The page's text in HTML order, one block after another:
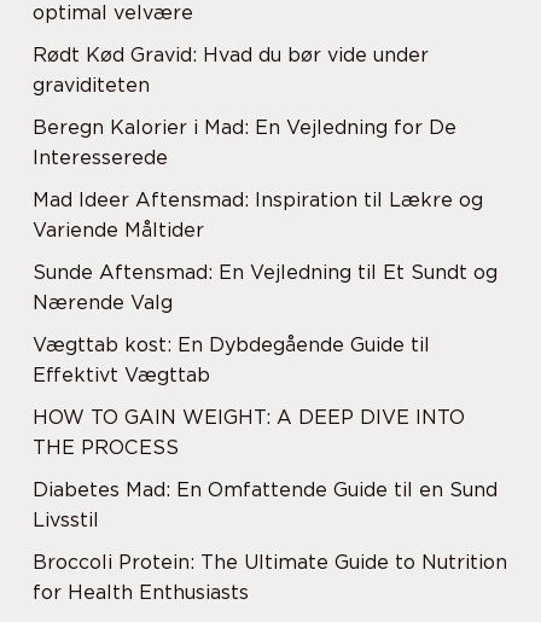
optimal velvære
Rødt Kød Gravid: Hvad du bør vide under
graviditeten
Beregn Kalorier i Mad: En Vejledning for De
Interesserede
Mad Ideer Aftensmad: Inspiration til Lækre og
Variende Måltider
Sunde Aftensmad: En Vejledning til Et Sundt og
Nærende Valg
Vægttab kost: En Dybdegående Guide til
Effektivt Vægttab
HOW TO GAIN WEIGHT: A DEEP DIVE INTO
THE PROCESS
Diabetes Mad: En Omfattende Guide til en Sund
Livsstil
Broccoli Protein: The Ultimate Guide to Nutrition
for Health Enthusiasts